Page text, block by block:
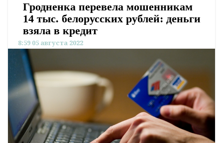
Гродненка перевела мошенникам
14 тыс. белорусских рублей: деньги
взяла в кредит
8:59 05 августа 2022